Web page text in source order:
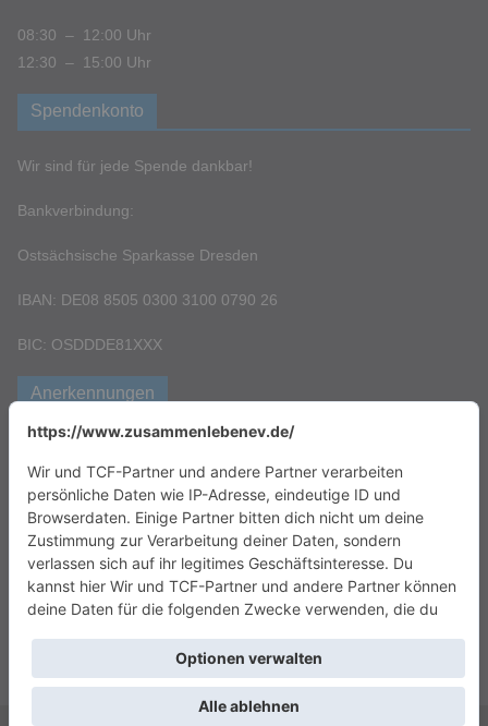
08:30 – 12:00 Uhr
12:30 – 15:00 Uhr
Spendenkonto
Wir sind für jede Spende dankbar!
Bankverbindung:
Ostsächsische Sparkasse Dresden
IBAN: DE08 8505 0300 3100 0790 26
BIC: OSDDDE81XXX
Anerkennungen